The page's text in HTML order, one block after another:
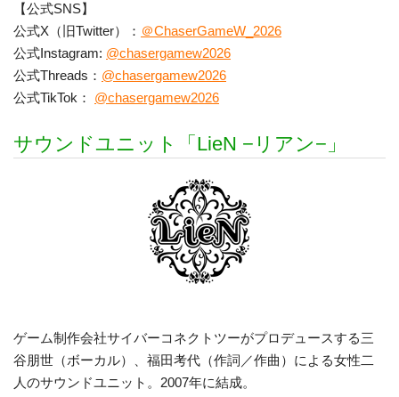
【公式SNS】
公式X（旧Twitter）： ＠ChaserGameW_2026
公式Instagram: @chasergamew2026
公式Threads： @chasergamew2026
公式TikTok： @chasergamew2026
サウンドユニット「LieN −リアン−」
ゲーム制作会社サイバーコネクトツーがプロデュースする三
⾕朋世（ボーカル）、福⽥考代（作詞／作曲）による⼥性⼆
⼈のサウンドユニット。2007年に結成。